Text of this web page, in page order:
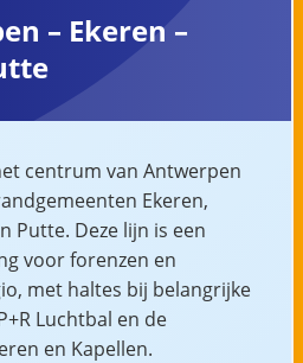
– Ekeren –
centrum van Antwerpen
Ekeren,
Putte. Deze lijn is een
voor forenzen en
met haltes bij belangrijke
Luchtbal en de
en Kapellen.